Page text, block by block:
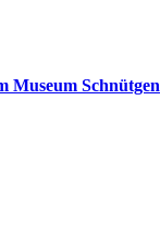
Museum Schnütgen